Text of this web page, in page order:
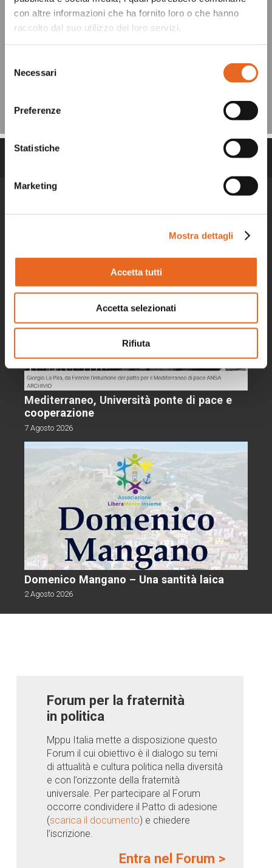
con altre informazioni che ha fornito loro o che hanno
raccolto dal suo utilizzo dei loro servizi.
delNecessari
Preferenze
Statistiche
Marketing
Mostra dettagli
Accetta tutti
Accetta selezionati
Rifiuta
Lo sguardo dell’unità nel disordine
mondiale
Unità e disordine mondiale, una sfida – Città Nuova
Nairobi 2025 – Cities, Communities,
Mediterraneo, Università ponte di pace e
cooperazione
7 Agosto 2026
Domenico Mangano – Una santità laica
2 Agosto 2026
Forum per la fraternità
in politica
Mppu Italia mette a disposizione questo
Forum il cui obiettivo è il dialogo su temi
di attualità e cultura politica nella diversità
e con l’orizzonte della fraternità
universale. Per partecipare al Forum
occorre condividere il Patto di adesione
(scarica il documento) e chiedere
l’iscrizione.
Entra nel Forum >